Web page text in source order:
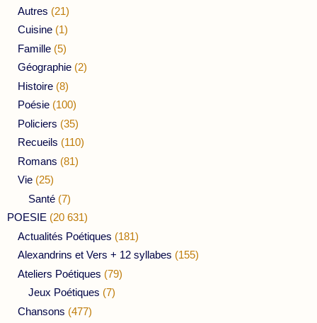
Autres (21)
Cuisine (1)
Famille (5)
Géographie (2)
Histoire (8)
Poésie (100)
Policiers (35)
Recueils (110)
Romans (81)
Vie (25)
Santé (7)
POESIE (20 631)
Actualités Poétiques (181)
Alexandrins et Vers + 12 syllabes (155)
Ateliers Poétiques (79)
Jeux Poétiques (7)
Chansons (477)